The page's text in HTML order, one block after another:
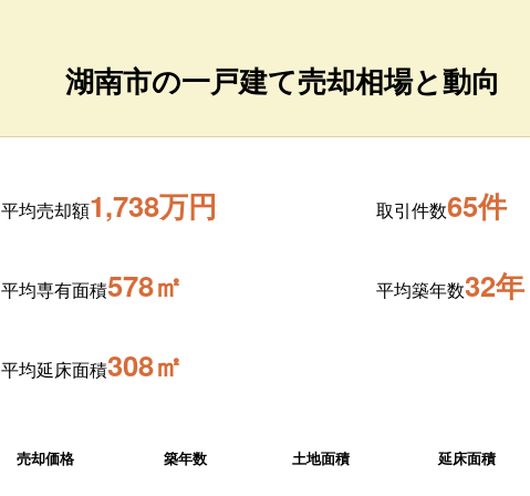
湖南市の一戸建て売却相場と動向
平均売却額1,738万円 取引件数65件
平均専有面積578㎡ 平均築年数32年
平均延床面積308㎡
売却価格 築年数 土地面積 延床面積